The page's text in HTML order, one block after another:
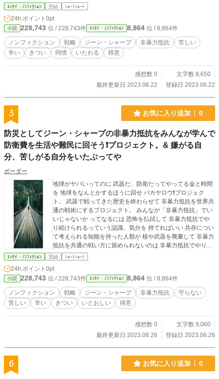
らなにかつかみとろうとする ・死、苦しい、別れ、変化 を特
ttps://ka2.link/situke/betusekai-2/#y. どうして 死、苦しい、別
れ を いやがるんだ、嫌うんだ 死が、苦しいが、別れが かわ
いそうじゃないか 被爆国として 馬鹿な戦争をやらかした愚か
者の国として 核を持たない 武器を持たない 非暴力抵抗を唯
一の戦術にする 毎日イベントやってます。 ↓気が向いたら遊
ttps://ka2.link/situke/ibento-2/#1 ずーっと武器で争ってきた人
類の歴史を ここで断ち切る。 → 非暴力抵抗に移行して 武器
nk/situke/ibento/#1 ↓こんなのも https://ka2.link/situke/ibento-
nk/situke/ibento-2/#1 ↓6/22 のイベント https://facebook.com/
boodaa.02/videos/266108152741102/ ↓6/22 のこんなの http
s://facebook.com/boodaa.02/videos/1418035342092369/ yo
utube 作成した動画 再生リスト一覧 https://youtube.com/playl
福祉法人 東京恵明学園の親のない子、捨て子の子供達を 十五
年間に渡り無償で五千四百人分頭刈りを続けてきました。 〇
調布の青木病院の老人ホームの老人の頭を刈りも七年間続け
て来ました。 六十年のキャリアで店
ｴｯｾｲ・ﾉﾝﾌｨｸｼｮﾝ 完結 ｼｮｰﾄｼｮｰﾄ
24h.ポイント 0pt
小説 228,743 位 / 228,743件 ｴｯｾｲ・ﾉﾝﾌｨｸｼｮﾝ 8,864 位 / 8,864件
ノンフィクション 戦略 ジーン・シャープ 非暴力抵抗
苦しい
辛い
きつい 同情 いたわる 得意
感想数 0
文字数 8,650
最終更新日 2023.06.22
登録日 2023.06.22
5 お気に入り追加 0
防災としてジーン・シャープの非暴力抵抗をみんなが学んで
防衛費を生活や難民に回そう❗プロジェクト。& 嫌がる自
分、苦しがる自分をいたぶってや
ボーダー
地球がヤバいってのに 武器だ、防衛だってやってる金と時間
を 地球をなんとかするほうに回せ バカヤロウ❗プロジェク
ト。 武器で戦ってきた歴史を終わらせて 非暴力抵抗を世界共
通の戦術にするプロジェクト。 みんなが「非暴力抵抗」でい
いじゃないか ってなるには 恐怖を払拭して 非暴力抵抗でや
り続けられるっていう認識、気分を 持てればいい 共存につい
て考えられる知能を持った人類が 核や武器を廃棄して 非暴力
抵抗を共通の戦い方に留められないのは 非暴力抵抗でやり続
ける勇気がないからだ ↓非暴力抵抗でやり続ける 呪文 ・自分
くても助けない、ほっぱらかしにする ・苦しむのを 得意なこ
とにする ・チクショウ、てめえ、このやろう、って 怒る練習
をする ・暴力、格闘技は知らなくていい ・自分に酔う ・先
のことを 考えない ・今この一瞬 からなにかつかみとろうと
する ・死、苦しい、別れ、変化 を特別扱いしない ・それへ
化 をいとおしむ、慈しむ、寄り添う https://ka2.link/situke/bet
ベントやってます。 ↓気が向いたら遊びに来て下さい https://k
ｴｯｾｲ・ﾉﾝﾌｨｸｼｮﾝ 完結 ｼｮｰﾄｼｮｰﾄ
24h.ポイント 0pt
小説 228,743 位 / 228,743件 ｴｯｾｲ・ﾉﾝﾌｨｸｼｮﾝ 8,864 位 / 8,864件
ノンフィクション 戦略 ジーン・シャープ 非暴力抵抗
守らない
苦しい
辛い きつい いとおしい 得意
感想数 0
文字数 9,060
最終更新日 2023.06.26
登録日 2023.06.26
6 お気に入り追加 0